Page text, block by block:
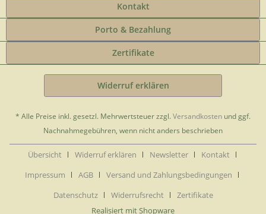
Kontakt
Porto & Bezahlung
Zertifikate
Widerruf erklären
* Alle Preise inkl. gesetzl. Mehrwertsteuer zzgl.Versandkosten und ggf.
Nachnahmegebühren, wenn nicht anders beschrieben
Übersicht Widerruf erklären Newsletter
Kontakt
Impressum
AGB
Versand und Zahlungsbedingungen
Datenschutz
Widerrufsrecht
Zertifikate
Realisiert mit Shopware